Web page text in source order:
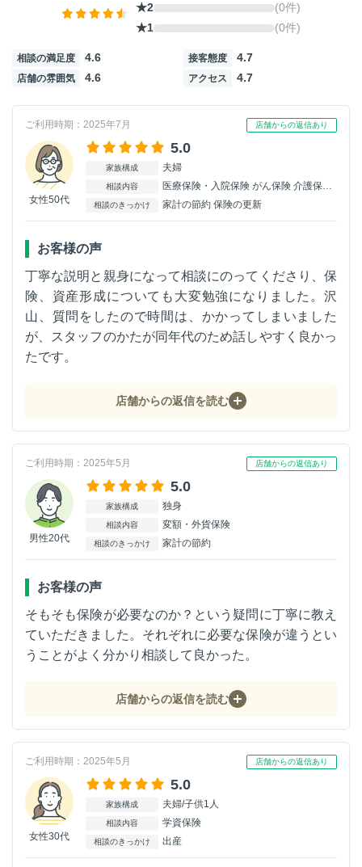
★2
(0件)
★1
(0件)
相談の満足度 4.6 接客態度 4.7
店舗の雰囲気 4.6 アクセス 4.7
ご利用時期：2025年7月 店舗からの返信あり
女性50代
5.0
家族構成 夫婦
相談内容 医療保険・入院保険 がん保険 介護保険 変額・外貨保険
相談のきっかけ 家計の節約 保険の更新
お客様の声
丁寧な説明と親身になって相談にのってくださり、保
険、資産形成についても大変勉強になりました。沢
山、質問をしたので時間は、かかってしまいました
が、スタッフのかたが同年代のため話しやすく良かっ
たです。
店舗からの返信を読む
ご利用時期：2025年5月 店舗からの返信あり
男性20代
5.0
家族構成 独身
相談内容 変額・外貨保険
相談のきっかけ 家計の節約
お客様の声
そもそも保険が必要なのか？という疑問に丁寧に教え
ていただきました。それぞれに必要な保険が違うとい
うことがよく分かり相談して良かった。
店舗からの返信を読む
ご利用時期：2025年5月 店舗からの返信あり
女性30代
5.0
家族構成 夫婦/子供1人
相談内容 学資保険
相談のきっかけ 出産